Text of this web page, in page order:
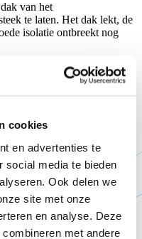
cookies
en advertenties te
social media te bieden
Ook delen we
site met onze
en analyse. Deze
met andere
van het
te laten. Het dak lekt, de
isolatie ontbreekt nog